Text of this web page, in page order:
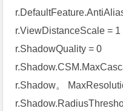
r.ViewDistanceScale = 1
r.ShadowQuality = 0
r.Shadow。